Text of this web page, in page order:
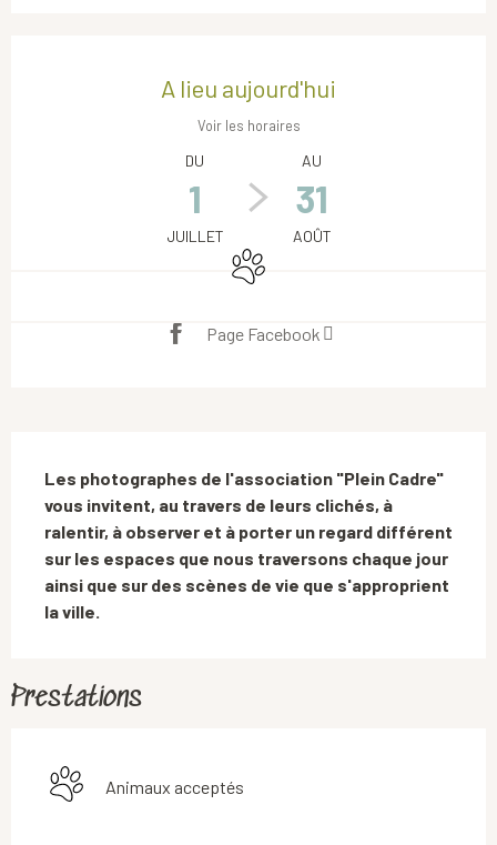
A lieu aujourd'hui
Voir les horaires
DU
1
JUILLET
AU
31
AOÛT
Animaux acceptés
Page Facebook
Les photographes de l'association "Plein Cadre"
vous invitent, au travers de leurs clichés, à
ralentir, à observer et à porter un regard différent
sur les espaces que nous traversons chaque jour
ainsi que sur des scènes de vie que s'approprient
la ville.
Prestations
Animaux acceptés